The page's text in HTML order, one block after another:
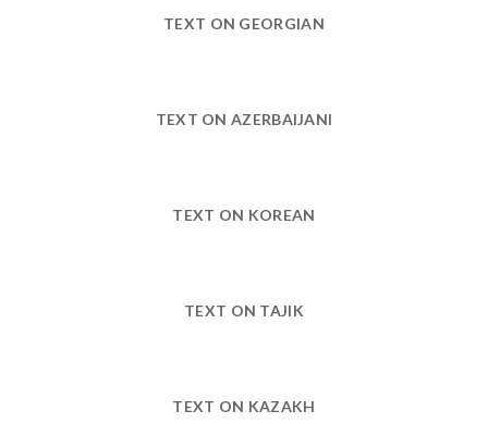
TEXT ON GEORGIAN
TEXT ON AZERBAIJANI
TEXT ON KOREAN
TEXT ON TAJIK
TEXT ON KAZAKH